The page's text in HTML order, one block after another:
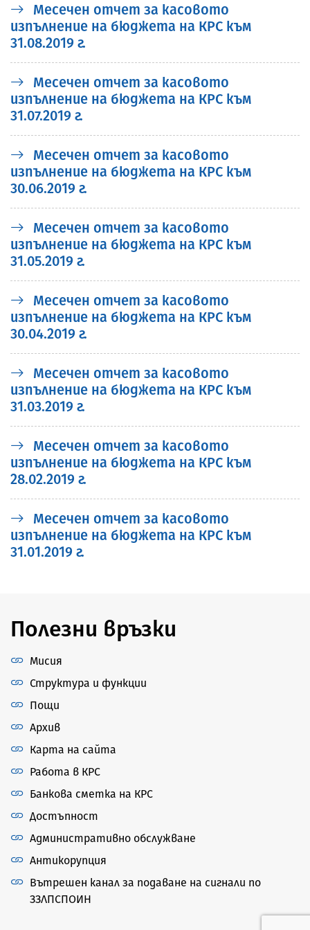
Месечен отчет за касовото
изпълнение на бюджета на КРС към
31.08.2019 г.
Месечен отчет за касовото
изпълнение на бюджета на КРС към
31.07.2019 г.
Месечен отчет за касовото
изпълнение на бюджета на КРС към
30.06.2019 г.
Месечен отчет за касовото
изпълнение на бюджета на КРС към
31.05.2019 г.
Месечен отчет за касовото
изпълнение на бюджета на КРС към
30.04.2019 г.
Месечен отчет за касовото
изпълнение на бюджета на КРС към
31.03.2019 г.
Месечен отчет за касовото
изпълнение на бюджета на КРС към
28.02.2019 г.
Месечен отчет за касовото
изпълнение на бюджета на КРС към
31.01.2019 г.
Полезни връзки
Мисия
Структура и функции
Пощи
Архив
Карта на сайта
Работа в КРС
Банкова сметка на КРС
Достъпност
Административно обслужване
Антикорупция
Вътрешен канал за подаване на сигнали по
ЗЗЛПСПОИН